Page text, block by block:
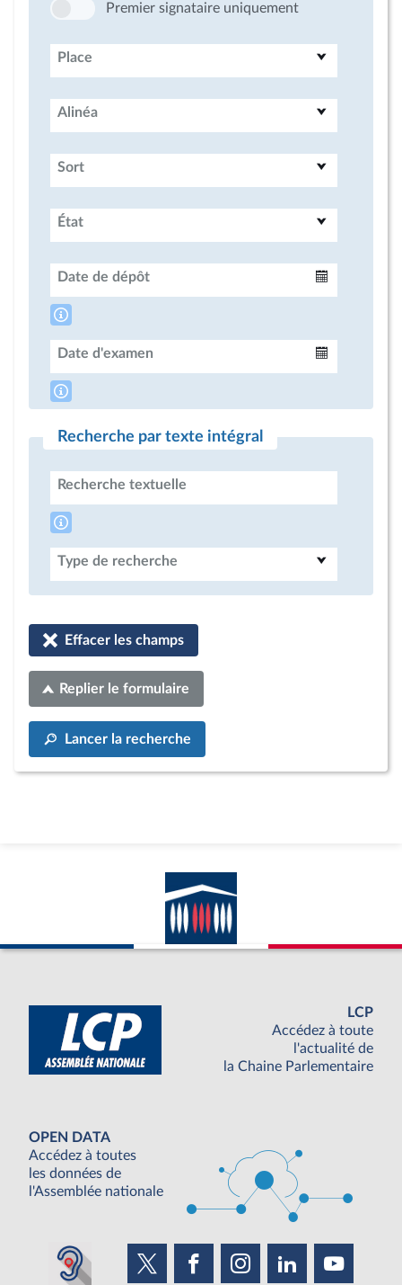
Premier signataire uniquement
Place
Alinéa
Sort
État
Date de dépôt
Date d'examen
Recherche par texte intégral
Recherche textuelle
Type de recherche
Effacer les champs
Replier le formulaire
Lancer la recherche
LCP
Accédez à toute
l'actualité de
la Chaine Parlementaire
OPEN DATA
Accédez à toutes
les données de
l'Assemblée nationale